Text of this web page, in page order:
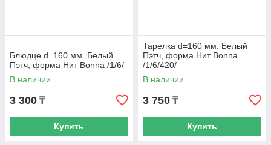
Блюдце d=160 мм. Белый
Пэтч, форма Нит Bonna /1/6/
В наличии
3 300 ₸
Купить
Тарелка d=160 мм. Белый
Пэтч, форма Нит Bonna
/1/6/420/
В наличии
3 750 ₸
Купить